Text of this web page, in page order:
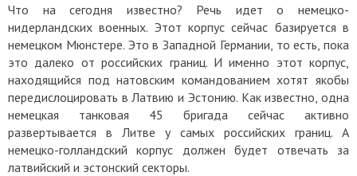
Что на сегодня известно? Речь идет о немецко-
нидерландских военных. Этот корпус сейчас базируется в
немецком Мюнстере. Это в Западной Германии, то есть, пока
это далеко от российских границ. И именно этот корпус,
находящийся под натовским командованием хотят якобы
передислоцировать в Латвию и Эстонию. Как известно, одна
немецкая танковая 45 бригада сейчас активно
развертывается в Литве у самых российских границ. А
немецко-голландский корпус должен будет отвечать за
латвийский и эстонский секторы.